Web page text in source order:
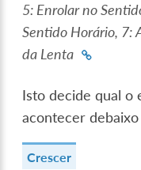
5: Enrolar no
Sentido Horário, 7:
da Lenta
Isto decide qual o
acontecer
Crescer